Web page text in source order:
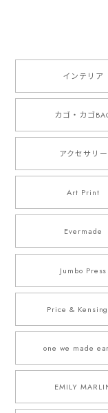
インテリア
カゴ・カゴ
アクセサリー
Art Print
Evermade
Jumbo Press
Price &
one we made
EMILY